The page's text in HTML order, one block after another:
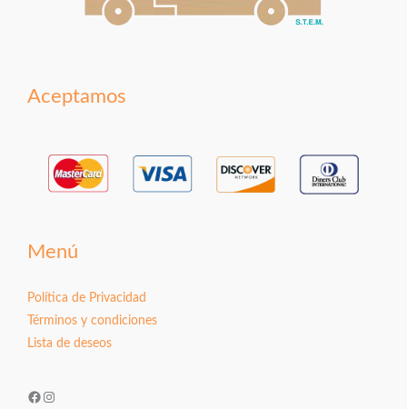
Aceptamos
Menú
Política de Privacidad
Términos y condiciones
Lista de deseos
Facebook
Instagram